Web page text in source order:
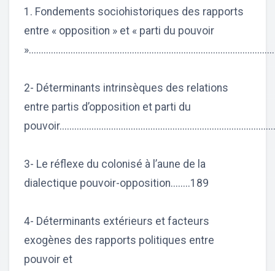
1. Fondements sociohistoriques des rapports
entre « opposition » et « parti du pouvoir
2- Déterminants intrinsèques des relations
entre partis d’opposition et parti du
3- Le réflexe du colonisé à l’aune de la
dialectique pouvoir-opposition........189
4- Déterminants extérieurs et facteurs
exogènes des rapports politiques entre
pouvoir et